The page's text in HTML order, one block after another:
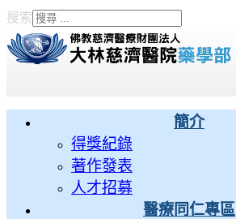
搜索
Type 2 or more characters
for results.
簡介
得獎紀錄
著作發表
人才招募
醫療同仁專區